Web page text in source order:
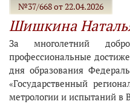
№37/668 от 22.04.2026
Шишкина
За многолетний
профессиональные
дня образования
«Государственный
метрологии и испытаний в